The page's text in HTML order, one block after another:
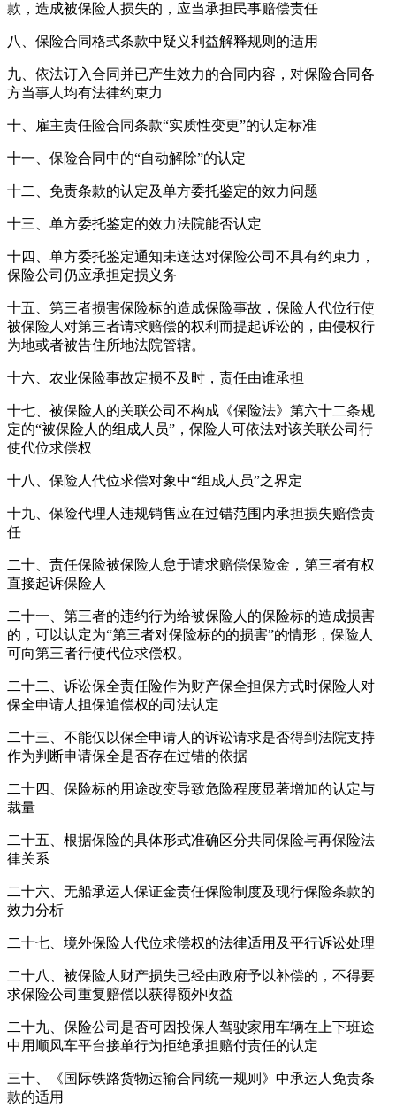
款，造成被保险人损失的，应当承担民事赔偿责任
八、保险合同格式条款中疑义利益解释规则的适用
九、依法订入合同并已产生效力的合同内容，对保险合同各
方当事人均有法律约束力
十、雇主责任险合同条款“实质性变更”的认定标准
十一、保险合同中的“自动解除”的认定
十二、免责条款的认定及单方委托鉴定的效力问题
十三、单方委托鉴定的效力法院能否认定
十四、单方委托鉴定通知未送达对保险公司不具有约束力，
保险公司仍应承担定损义务
十五、第三者损害保险标的造成保险事故，保险人代位行使
被保险人对第三者请求赔偿的权利而提起诉讼的，由侵权行
为地或者被告住所地法院管辖。
十六、农业保险事故定损不及时，责任由谁承担
十七、被保险人的关联公司不构成《保险法》第六十二条规
定的“被保险人的组成人员”，保险人可依法对该关联公司行
使代位求偿权
十八、保险人代位求偿对象中“组成人员”之界定
十九、保险代理人违规销售应在过错范围内承担损失赔偿责
任
二十、责任保险被保险人怠于请求赔偿保险金，第三者有权
直接起诉保险人
二十一、第三者的违约行为给被保险人的保险标的造成损害
的，可以认定为“第三者对保险标的的损害”的情形，保险人
可向第三者行使代位求偿权。
二十二、诉讼保全责任险作为财产保全担保方式时保险人对
保全申请人担保追偿权的司法认定
二十三、不能仅以保全申请人的诉讼请求是否得到法院支持
作为判断申请保全是否存在过错的依据
二十四、保险标的用途改变导致危险程度显著增加的认定与
裁量
二十五、根据保险的具体形式准确区分共同保险与再保险法
律关系
二十六、无船承运人保证金责任保险制度及现行保险条款的
效力分析
二十七、境外保险人代位求偿权的法律适用及平行诉讼处理
二十八、被保险人财产损失已经由政府予以补偿的，不得要
求保险公司重复赔偿以获得额外收益
二十九、保险公司是否可因投保人驾驶家用车辆在上下班途
中用顺风车平台接单行为拒绝承担赔付责任的认定
三十、《国际铁路货物运输合同统一规则》中承运人免责条
款的适用